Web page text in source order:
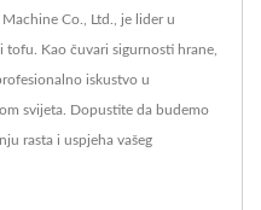
Co., Ltd., je lider u
tofu. Kao čuvari sigurnosti hrane,
iskustvo u
svijeta. Dopustite da budemo
rasta i uspjeha vašeg